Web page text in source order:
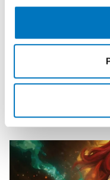
získali v důsledku
KALENDÁŘ